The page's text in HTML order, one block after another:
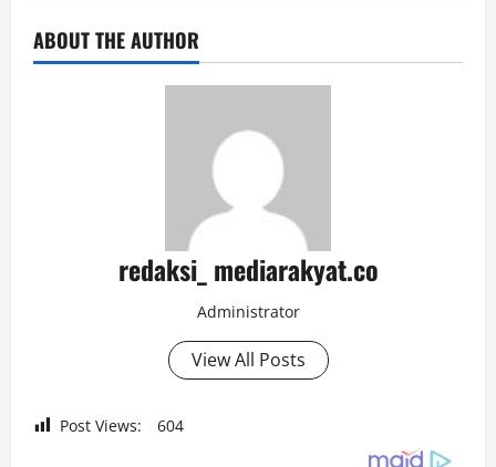
ABOUT THE AUTHOR
redaksi_ mediarakyat.co
Administrator
View All Posts
Post Views: 604